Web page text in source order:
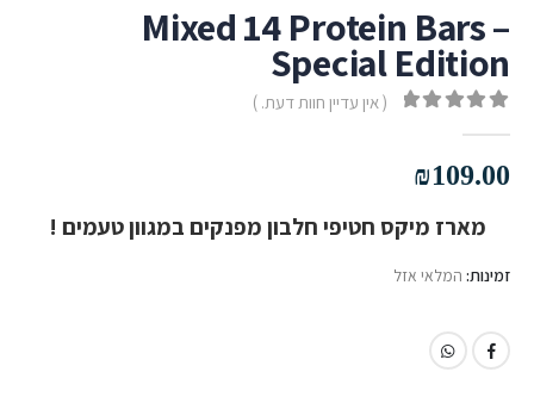
Mixed 14 Protein Bars –
Special Edition
( אין עדיין חוות דעת. )
₪109.00
מארז מיקס חטיפי חלבון מפנקים במגוון טעמים !
זמינות: המלאי אזל